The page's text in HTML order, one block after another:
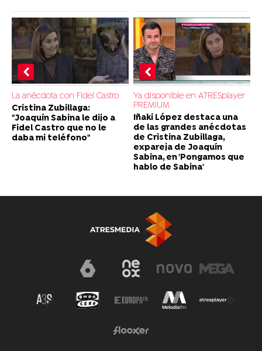
La anécdota con Fidel Castro
Cristina Zubillaga:
"Joaquín Sabina le dijo a
Fidel Castro que no le
daba mi teléfono"
Ya disponible en ATRESplayer
PREMIUM
Iñaki López destaca una
de las grandes anécdotas
de Cristina Zubillaga,
expareja de Joaquín
Sabina, en 'Pongamos que
hablo de Sabina'